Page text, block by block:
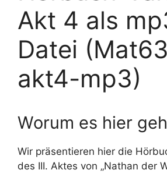
Akt 4 als
Datei
akt4-mp3)
Worum es hier
Wir präsentieren hier die
des III. Aktes von „Nathan der